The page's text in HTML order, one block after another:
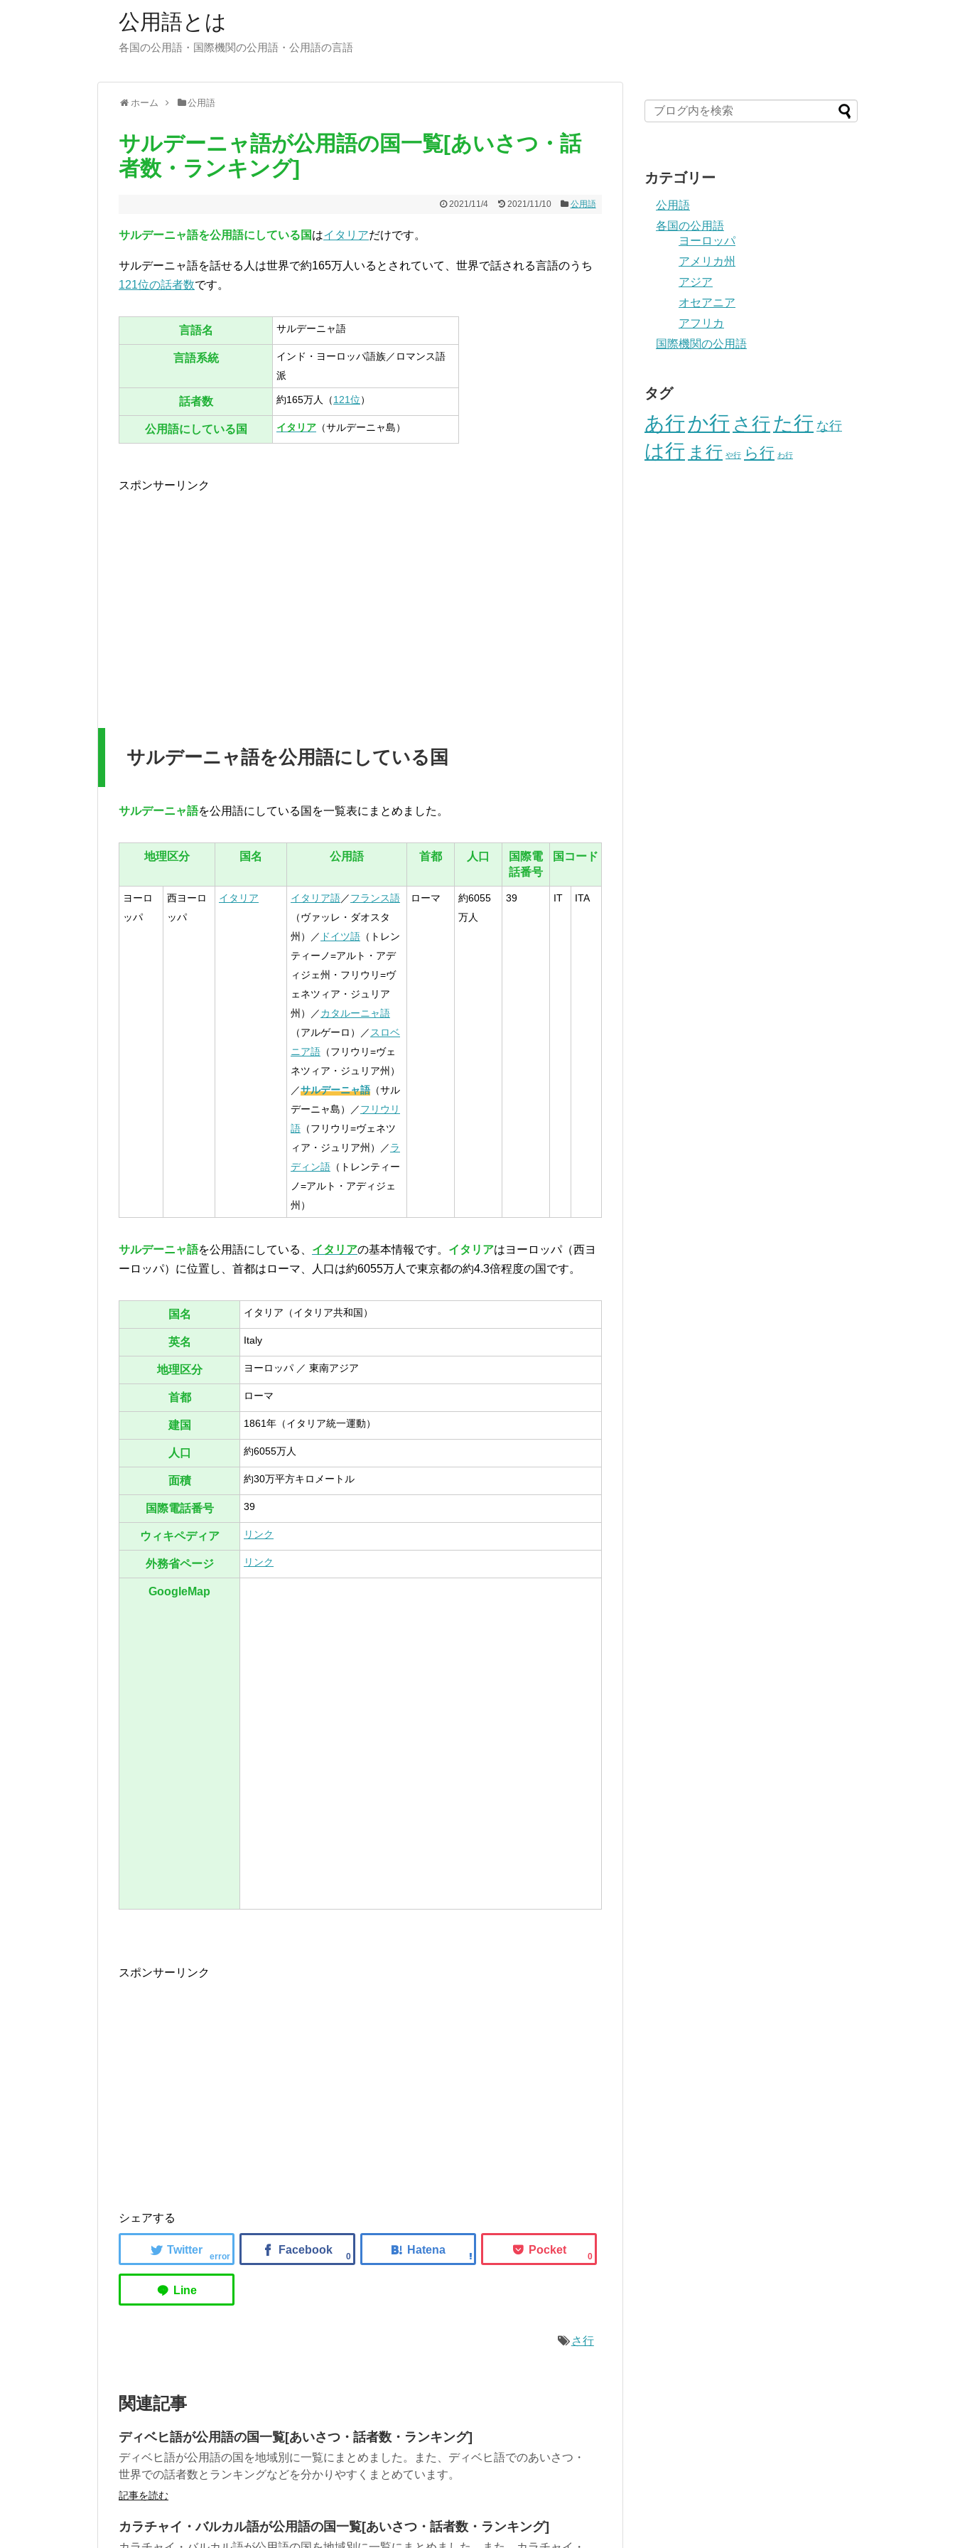
公用語とは
各国の公用語・国際機関の公用語・公用語の言語
ホーム 公用語
サルデーニャ語が公用語の国一覧[あいさつ・話
者数・ランキング]
2021/11/4 2021/11/10 公用語
サルデーニャ語を公用語にしている国はイタリアだけです。
サルデーニャ語を話せる人は世界で約165万人いるとされていて、世界で話される言語のうち
121位の話者数です。
言語名 サルデーニャ語
言語系統
インド・ヨーロッパ語族／ロマンス語
派
話者数 約165万人（121位）
公用語にしている国 イタリア （サルデーニャ島）
スポンサーリンク
サルデーニャ語を公用語にしている国
サルデーニャ語を公用語にしている国を一覧表にまとめました。
地理区分 国名 公用語 首都 人口
国際電
話番号
国コード
ヨーロ
ッパ
西ヨーロ
ッパ
イタリア イタリア語／フランス語
（ヴァッレ・ダオスタ
州）／ ドイツ語 （トレン
ティーノ=アルト・アデ
ィジェ州・フリウリ=ヴ
ェネツィア・ジュリア
州）／カタルーニャ語
（アルゲーロ）／ スロベ
ニア語 （フリウリ=ヴェ
ネツィア・ジュリア州）
／サルデーニャ語 （サル
デーニャ島）／フリウリ
語 （フリウリ=ヴェネツ
ィア・ジュリア州）／ラ
ディン語 （トレンティー
ノ=アルト・アディジェ
州）
ローマ
約6055
万人
39 IT ITA
サルデーニャ語を公用語にしている、 イタリアの基本情報です。 イタリアはヨーロッパ（西ヨ
ーロッパ）に位置し、首都はローマ、人口は約6055万人で東京都の約4.3倍程度の国です。
国名 イタリア（イタリア共和国）
英名 Italy
地理区分 ヨーロッパ ／ 東南アジア
首都 ローマ
建国 1861年（イタリア統一運動）
人口 約6055万人
面積 約30万平方キロメートル
国際電話番号 39
ウィキペディア リンク
外務省ページ リンク
GoogleMap
スポンサーリンク
シェアする
error 0 0
さ行
関連記事
ディベヒ語が公用語の国一覧[あいさつ・話者数・ランキング]
ディベヒ語が公用語の国を地域別に一覧にまとめました。また、ディベヒ語でのあいさつ・
世界での話者数とランキングなどを分かりやすくまとめています。
記事を読む
カラチャイ・バルカル語が公用語の国一覧[あいさつ・話者数・ランキング]
カテゴリー
公用語
各国の公用語
ヨーロッパ
アメリカ州
アジア
オセアニア
アフリカ
国際機関の公用語
タグ
あ行か行 さ行た行 な行
は行 ま行 や行 ら行 わ行